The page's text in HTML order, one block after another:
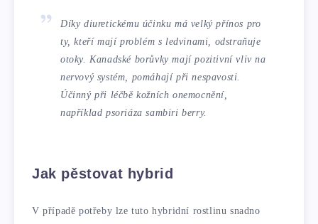
Díky diuretickému účinku má velký přínos pro
ty, kteří mají problém s ledvinami, odstraňuje
otoky. Kanadské borůvky mají pozitivní vliv na
nervový systém, pomáhají při nespavosti.
Účinný při léčbě kožních onemocnění,
například psoriáza sambiri berry.
Jak pěstovat hybrid
V případě potřeby lze tuto hybridní rostlinu snadno